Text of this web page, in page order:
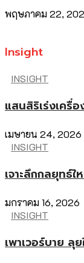
พฤษภาคม 22,
Insight
INSIGHT
แสนสิริเร่งเครื่
เมษายน 24, 2026
INSIGHT
เจาะลึกกลยุทธ์
มกราคม 16, 2026
INSIGHT
เพาเวอร์บาย ลุ